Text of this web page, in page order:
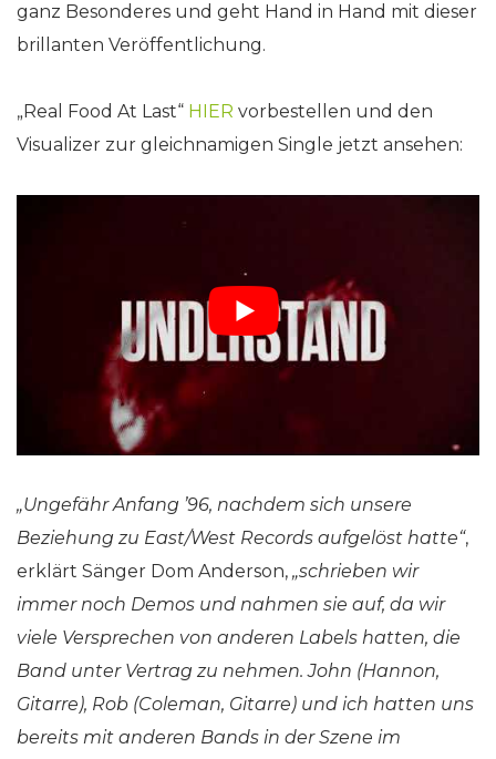
ganz Besonderes und geht Hand in Hand mit dieser
brillanten Veröffentlichung.
„Real Food At Last“ HIER vorbestellen und den
Visualizer zur gleichnamigen Single jetzt ansehen:
„Ungefähr Anfang ’96, nachdem sich unsere
Beziehung zu East/West Records aufgelöst hatte“,
erklärt Sänger Dom Anderson, „schrieben wir
immer noch Demos und nahmen sie auf, da wir
viele Versprechen von anderen Labels hatten, die
Band unter Vertrag zu nehmen. John (Hannon,
Gitarre), Rob (Coleman, Gitarre) und ich hatten uns
bereits mit anderen Bands in der Szene im